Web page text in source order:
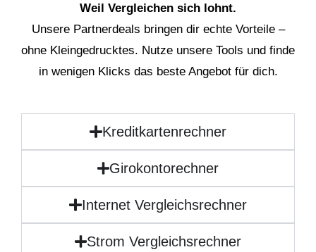
Weil Vergleichen sich lohnt.
Unsere Partnerdeals bringen dir echte Vorteile –
ohne Kleingedrucktes. Nutze unsere Tools und finde
in wenigen Klicks das beste Angebot für dich.
Kreditkartenrechner
Girokontorechner
Internet Vergleichsrechner
Strom Vergleichsrechner